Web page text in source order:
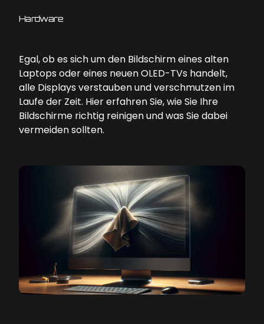
Hardware
Egal, ob es sich um den Bildschirm eines alten
Laptops oder eines neuen OLED-TVs handelt,
alle Displays verstauben und verschmutzen im
Laufe der Zeit. Hier erfahren Sie, wie Sie Ihre
Bildschirme richtig reinigen und was Sie dabei
vermeiden sollten.